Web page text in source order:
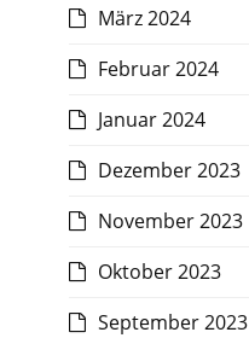
März 2024
Februar 2024
Januar 2024
Dezember 2023
November 2023
Oktober 2023
September 2023